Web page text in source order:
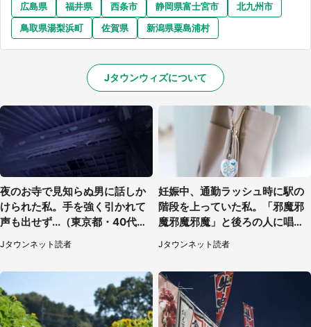
広島県 福井県 西条市 静岡県富士宮市
北九州市
鳥取県湯梨浜町
佐賀県 新潟県粟島浦村
Jタウンウィズについて
夜のお寺で見知らぬ男に話しか
けられた私。手を強く引かれて
声も出せず...（東京都・40代女
Jタウンネット読者
妊娠中、通勤ラッシュ時に駅の
階段を上っていた私。「邪魔邪
魔邪魔邪魔」と後ろの人に唱え
られて（神奈川県・30代女性）
Jタウンネット読者